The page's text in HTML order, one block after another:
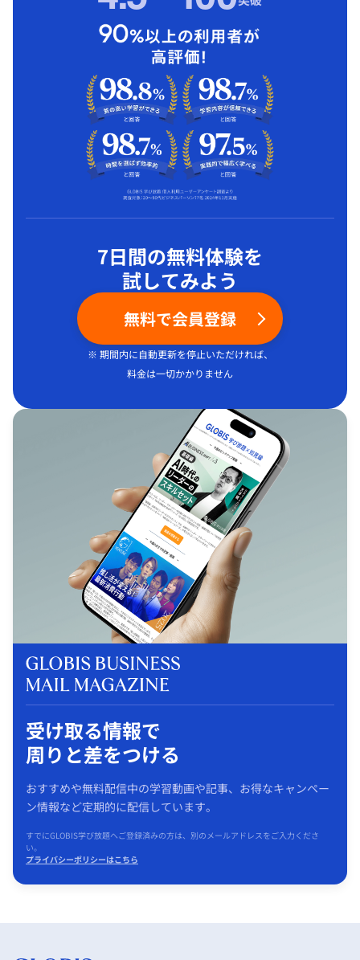
7日間の無料体験を
試してみよう
無料で会員登録
※ 期間内に自動更新を停止いただければ、
料金は一切かかりません
受け取る情報で
周りと差をつける
おすすめや無料配信中の学習動画や記事、お得なキャンペー
ン情報など定期的に配信しています。
すでにGLOBIS学び放題へご登録済みの方は、別のメールアドレスをご入力くださ
い。
プライバシーポリシーはこちら